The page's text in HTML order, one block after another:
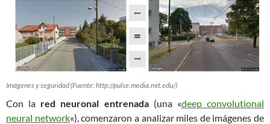
Imágenes y seguridad (Fuente: http://pulse.media.mit.edu/)
Con la red neuronal entrenada(una «deep convolutional
neural network«), comenzaron a analizar miles de imágenes de